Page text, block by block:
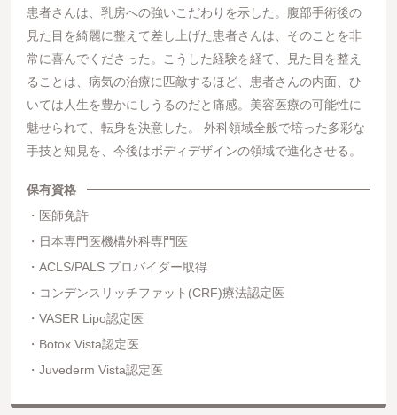
患者さんは、乳房への強いこだわりを示した。腹部手術後の
見た目を綺麗に整えて差し上げた患者さんは、そのことを非
常に喜んでくださった。こうした経験を経て、見た目を整え
ることは、病気の治療に匹敵するほど、患者さんの内面、ひ
いては人生を豊かにしうるのだと痛感。美容医療の可能性に
魅せられて、転身を決意した。 外科領域全般で培った多彩な
手技と知見を、今後はボディデザインの領域で進化させる。
保有資格
医師免許
日本専門医機構外科専門医
ACLS/PALS プロバイダー取得
コンデンスリッチファット(CRF)療法認定医
VASER Lipo認定医
Botox Vista認定医
Juvederm Vista認定医